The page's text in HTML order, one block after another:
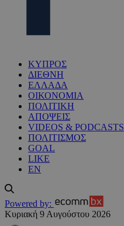
ΚΥΠΡΟΣ
ΔΙΕΘΝΗ
ΕΛΛΑΔΑ
ΟΙΚΟΝΟΜΙΑ
ΠΟΛΙΤΙΚΗ
ΑΠΟΨΕΙΣ
VIDEOS & PODCASTS
ΠΟΛΙΤΙΣΜΟΣ
GOAL
LIKE
EN
Powered by:
Κυριακή 9 Αυγούστου 2026